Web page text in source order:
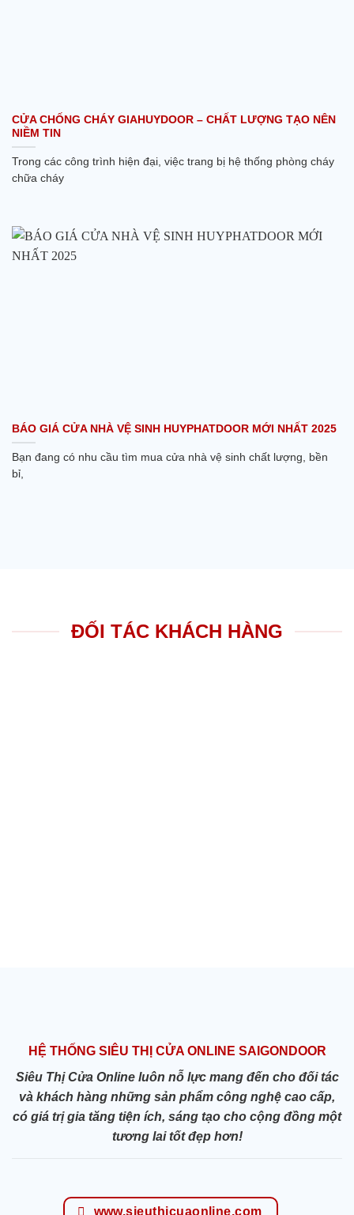
CỬA CHỐNG CHÁY GIAHUYDOOR – CHẤT LƯỢNG TẠO NÊN
NIỀM TIN
Trong các công trình hiện đại, việc trang bị hệ thống phòng cháy
chữa cháy
BÁO GIÁ CỬA NHÀ VỆ SINH HUYPHATDOOR MỚI NHẤT 2025
Bạn đang có nhu cầu tìm mua cửa nhà vệ sinh chất lượng, bền
bỉ,
ĐỐI TÁC KHÁCH HÀNG
HỆ THỐNG SIÊU THỊ CỬA ONLINE SAIGONDOOR
Siêu Thị Cửa Online luôn nỗ lực mang đến cho đối tác
và khách hàng những sản phẩm công nghệ cao cấp,
có giá trị gia tăng tiện ích, sáng tạo cho cộng đồng một
tương lai tốt đẹp hơn!
www.sieuthicuaonline.com